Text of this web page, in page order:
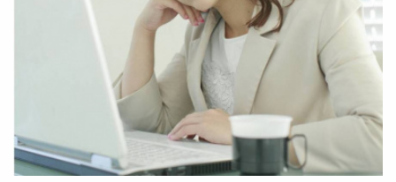
些人仍堅持事情一定要當天完成。因此，她現在遇到臨時新
增的工作，都會直接向主管說明，如果今天一定要完成新的
任務，原本正在處理的工作就得往後延，再請主管決定優先
順序。她認為，與其默默把所有事情攬下來，不如把工作排
序的決定權交還給主管，才能避免所有壓力都落在自己身
上。貼文曝光後掀起熱烈討論，不少網友直言，主管在下班
前才交辦工作，根本是在測試員工的服從度，「越配合只會
越容易被凹」、「新人最容易被當成理所當然」、「真正有
18天就是「新鮮」的代表，也笑認自己很符合18天敢放、
敢玩的精神。既然「品牌爸爸」這麼大膽，他們也決定拿出
最真實、完全不裝模作樣的態度迎戰。 Wild Wild此次特別
跨海來台，在寧夏夜市「千歲宴」台式辦桌現場演出，團員
直呼這次體驗「太神奇、太瘋狂」，過去無論在韓國或其他
國家，大多是在劇場演出，這次卻直接站上充滿台灣煙火氣
的辦桌舞台，是從未有過的新鮮體驗。談到現場喝到0至7°C
冷藏直送的18天生啤酒，Wild Wild表示，18天在韓國其實